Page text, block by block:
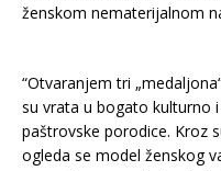
ženskom nematerijalnom
“Otvaranjem tri
su vrata u bogato kulturno
paštrovske porodice. Kroz
ogleda se model ženskog